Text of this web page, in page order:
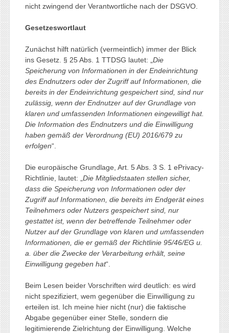
nicht zwingend der Verantwortliche nach der DSGVO.
Gesetzeswortlaut
Zunächst hilft natürlich (vermeintlich) immer der Blick
ins Gesetz. § 25 Abs. 1 TTDSG lautet: „ Die
Speicherung von Informationen in der Endeinrichtung
des Endnutzers oder der Zugriff auf Informationen, die
bereits in der Endeinrichtung gespeichert sind, sind nur
zulässig, wenn der Endnutzer auf der Grundlage von
klaren und umfassenden Informationen eingewilligt hat.
Die Information des Endnutzers und die Einwilligung
haben gemäß der Verordnung (EU) 2016/679 zu
erfolgen“.
Die europäische Grundlage, Art. 5 Abs. 3 S. 1 ePrivacy-
Richtlinie, lautet: „ Die Mitgliedstaaten stellen sicher,
dass die Speicherung von Informationen oder der
Zugriff auf Informationen, die bereits im Endgerät eines
Teilnehmers oder Nutzers gespeichert sind, nur
gestattet ist, wenn der betreffende Teilnehmer oder
Nutzer auf der Grundlage von klaren und umfassenden
Informationen, die er gemäß der Richtlinie 95/46/EG u.
a. über die Zwecke der Verarbeitung erhält, seine
Einwilligung gegeben hat“.
Beim Lesen beider Vorschriften wird deutlich: es wird
nicht spezifiziert, wem gegenüber die Einwilligung zu
erteilen ist. Ich meine hier nicht (nur) die faktische
Abgabe gegenüber einer Stelle, sondern die
legitimierende Zielrichtung der Einwilligung. Welche